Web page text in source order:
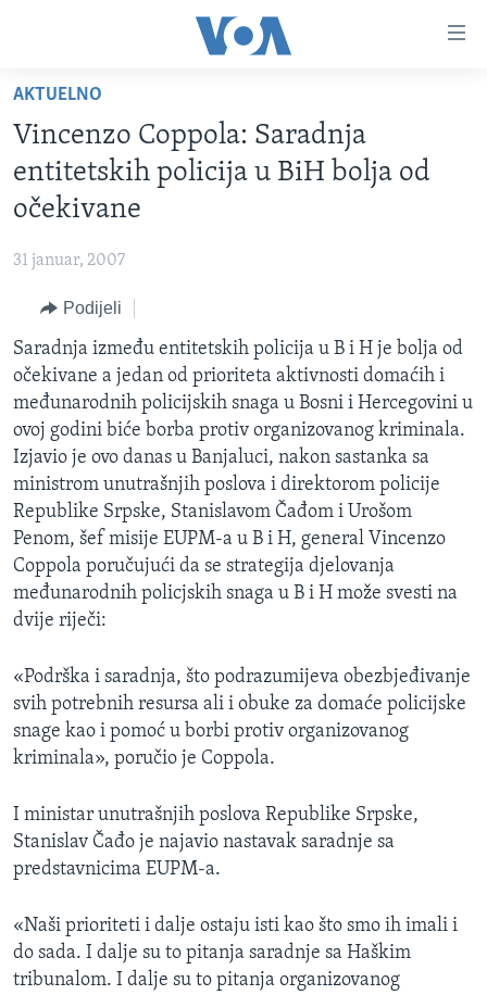
glavni
sadržaj
na
glavnu
Idi
pretragu
FOTOGRAFIJE DANA
SJEDINJENE AMERIČKE DRŽAVE
BOSNA I HERCEGOVINA
SVIJET
NAUKA I TEHNOLOGIJA
SPECIJALNI PROJEKTI
KORUPCIJA
SLOBODA MEDIJA
ŽENSKA STRANA
IZBJEGLIČKA STRANA
MAGAZIN
O GLASU AMERIKE
Learning English
Jezici
AKTUELNO
Vincenzo Coppola: Saradnja
entitetskih policija u BiH bolja od
očekivane
31 januar, 2007
Podijeli
Saradnja između entitetskih policija u B i H je bolja od
očekivane a jedan od prioriteta aktivnosti domaćih i
međunarodnih policijskih snaga u Bosni i Hercegovini u
ovoj godini biće borba protiv organizovanog kriminala.
Izjavio je ovo danas u Banjaluci, nakon sastanka sa
ministrom unutrašnjih poslova i direktorom policije
Republike Srpske, Stanislavom Čađom i Urošom
Penom, šef misije EUPM-a u B i H, general Vincenzo
Coppola poručujući da se strategija djelovanja
međunarodnih policjskih snaga u B i H može svesti na
dvije riječi:
«Podrška i saradnja, što podrazumijeva obezbjeđivanje
svih potrebnih resursa ali i obuke za domaće policijske
snage kao i pomoć u borbi protiv organizovanog
kriminala», poručio je Coppola.
I ministar unutrašnjih poslova Republike Srpske,
Stanislav Čađo je najavio nastavak saradnje sa
predstavnicima EUPM-a.
«Naši prioriteti i dalje ostaju isti kao što smo ih imali i
do sada. I dalje su to pitanja saradnje sa Haškim
tribunalom. I dalje su to pitanja organizovanog